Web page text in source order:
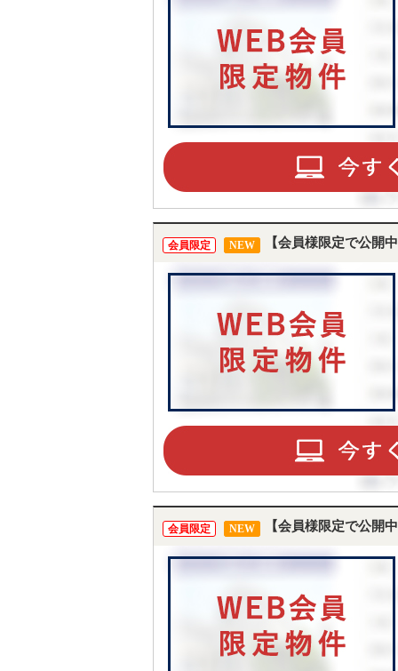
会員限定 NEW 【会員様限定で公開
会員限定 NEW 【会員様限定で公開